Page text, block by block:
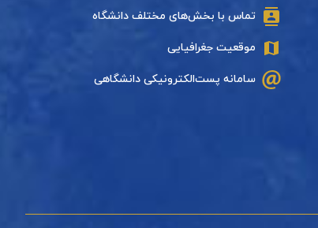
تماس با بخش‌های مختلف دانشگاه
موقعیت جغرافیایی
سامانه پست‌الکترونیکی دانشگاهی